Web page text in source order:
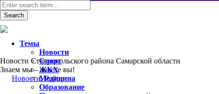
Новости Ставропольского района Самарской области
Знаем мы – знаете вы!
Новости,Район
Темы
Новости
Спорт
ЖКХ
Медицина
Образование